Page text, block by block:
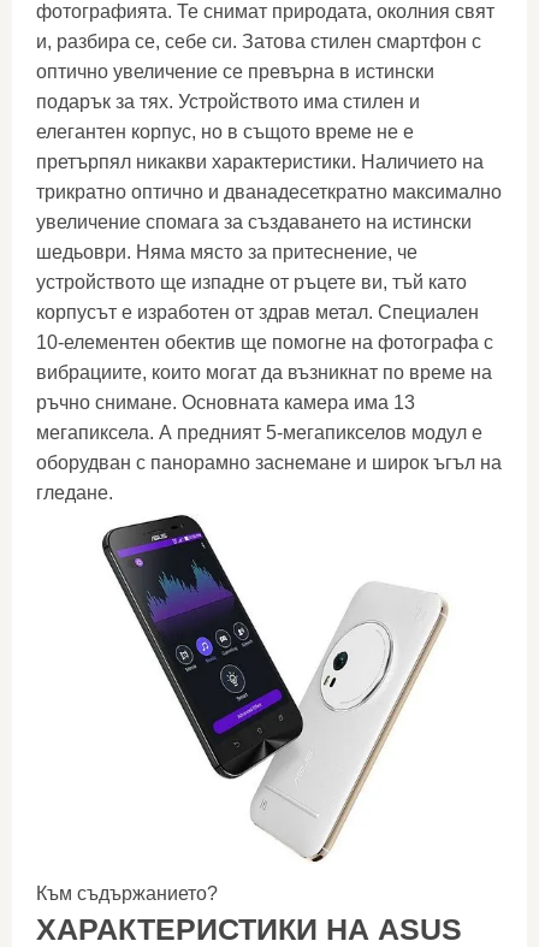
фотографията. Те снимат природата, околния свят
и, разбира се, себе си. Затова стилен смартфон с
оптично увеличение се превърна в истински
подарък за тях. Устройството има стилен и
елегантен корпус, но в същото време не е
претърпял никакви характеристики. Наличието на
трикратно оптично и дванадесеткратно максимално
увеличение спомага за създаването на истински
шедьоври. Няма място за притеснение, че
устройството ще изпадне от ръцете ви, тъй като
корпусът е изработен от здрав метал. Специален
10-елементен обектив ще помогне на фотографа с
вибрациите, които могат да възникнат по време на
ръчно снимане. Основната камера има 13
мегапиксела. А предният 5-мегапикселов модул е ​​
оборудван с панорамно заснемане и широк ъгъл на
гледане.
Към съдържанието?
ХАРАКТЕРИСТИКИ НА ASUS